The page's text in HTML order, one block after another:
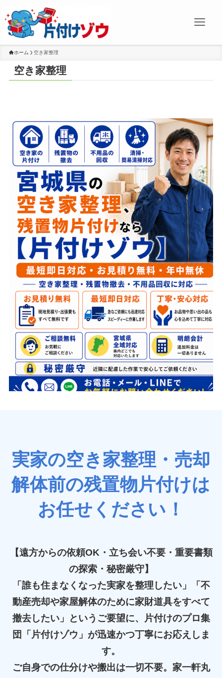
ホーム 空き家整理
空き家整理
実家の空き家整理・売却
解体前の残置物片付けは
お任せください！
【遠方からの依頼OK・立ち会い不要・重要書類
の探索・秘密厳守】
「誰も住まなくなった実家を整理したい」「不
動産売却や家屋解体のために家財道具をすべて
撤去したい」というご要望に、片付けのプロ集
団「片付けゾウ」が迅速かつ丁寧にお応えしま
す。
ご自身での仕分けや搬出は一切不要。家一軒丸